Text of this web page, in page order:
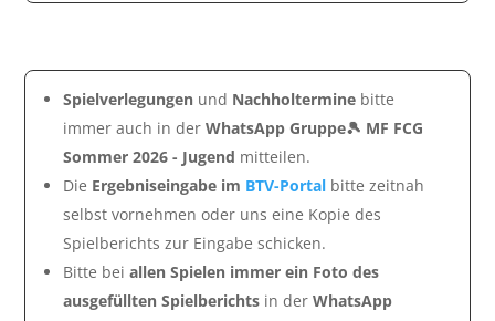
Spielverlegungen und Nachholtermine bitte
immer auch in derWhatsApp Gruppe🎾 MF FCG
Sommer 2026 - Jugend mitteilen.
Die Ergebniseingabe im BTV-Portal bitte zeitnah
selbst vornehmen oder uns eine Kopie des
Spielberichts zur Eingabe schicken.
Bitte beiallen Spielen immer ein Foto des
ausgefüllten Spielberichts in derWhatsApp